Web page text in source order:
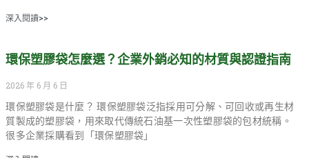
深入閱讀>>
環保塑膠袋怎麼選？企業外銷必知的材質與認證指南
2026 年 6 月 6 日
環保塑膠袋是什麼？ 環保塑膠袋泛指採用可分解、可回收或再生材
質製成的塑膠袋，用來取代傳統石油基一次性塑膠袋的包材統稱。
很多企業採購看到「環保塑膠袋」